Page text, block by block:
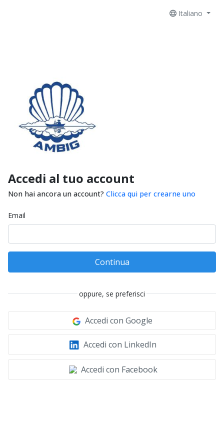
Italiano
Accedi al tuo account
Non hai ancora un account? Clicca qui per crearne uno
Email
Continua
oppure, se preferisci
Accedi con Google
Accedi con LinkedIn
Accedi con Facebook